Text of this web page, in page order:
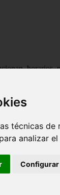
técnicas
analizar
Configurar
horarios,